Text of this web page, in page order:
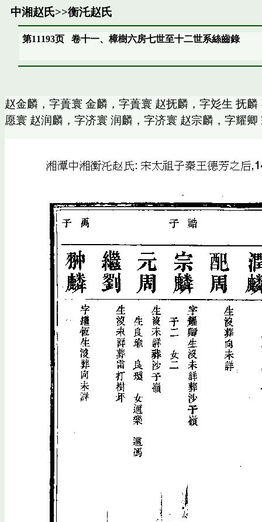
中湘赵氏>>衡汑赵氏
第11193页卷十一、樟樹六房七世至十二世系絲齒錄
赵金麟，字蕢寰 金麟，字蕢寰 赵抚麟，字彣生 抚
愿寰 赵润麟，字济寰 润麟，字济寰 赵宗麟，字耀